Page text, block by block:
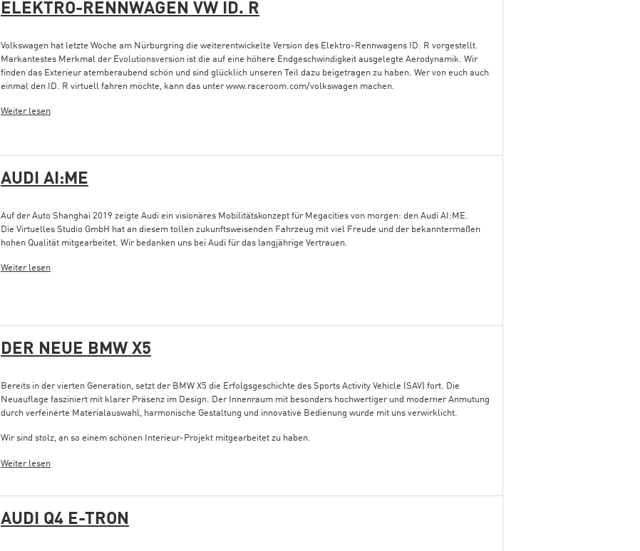
ELEKTRO-RENNWAGEN VW ID. R
Volkswagen hat letzte Woche am Nürburgring die weiterentwickelte Version des Elektro-Rennwagens ID. R vorgestellt.
Markantestes Merkmal der Evolutionsversion ist die auf eine höhere Endgeschwindigkeit ausgelegte Aerodynamik. Wir
finden das Exterieur atemberaubend schön und sind glücklich unseren Teil dazu beigetragen zu haben. Wer von euch auch
einmal den ID. R virtuell fahren möchte, kann das unter www.raceroom.com/volkswagen machen.
Weiter lesen
AUDI AI:ME
Auf der Auto Shanghai 2019 zeigte Audi ein visionäres Mobilitätskonzept für Megacities von morgen: den Audi AI:ME.
Die Virtuelles Studio GmbH hat an diesem tollen zukunftsweisenden Fahrzeug mit viel Freude und der bekanntermaßen
hohen Qualität mitgearbeitet. Wir bedanken uns bei Audi für das langjährige Vertrauen.
Weiter lesen
DER NEUE BMW X5
Bereits in der vierten Generation, setzt der BMW X5 die Erfolgsgeschichte des Sports Activity Vehicle (SAV) fort. Die
Neuauflage fasziniert mit klarer Präsenz im Design. Der Innenraum mit besonders hochwertiger und moderner Anmutung
durch verfeinerte Materialauswahl, harmonische Gestaltung und innovative Bedienung wurde mit uns verwirklicht.
Wir sind stolz, an so einem schönen Interieur-Projekt mitgearbeitet zu haben.
Weiter lesen
AUDI Q4 E-TRON